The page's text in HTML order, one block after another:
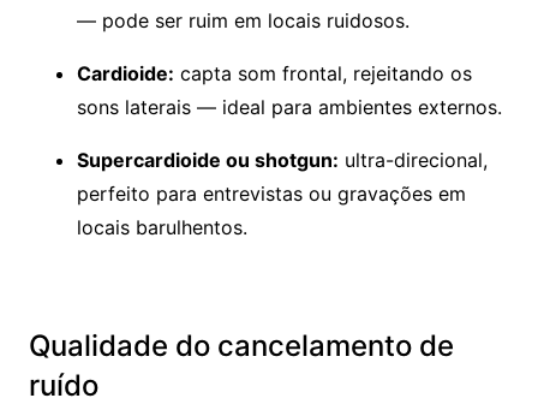
— pode ser ruim em locais ruidosos.
Cardioide: capta som frontal, rejeitando os
sons laterais — ideal para ambientes externos.
Supercardioide ou shotgun: ultra-direcional,
perfeito para entrevistas ou gravações em
locais barulhentos.
Qualidade do cancelamento de
ruído